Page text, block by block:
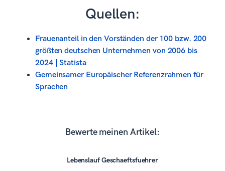
Quellen:
Frauenanteil in den Vorständen der 100 bzw. 200
größten deutschen Unternehmen von 2006 bis
2024 | Statista
Gemeinsamer Europäischer Referenzrahmen für
Sprachen
Bewerte meinen Artikel:
Lebenslauf Geschaeftsfuehrer